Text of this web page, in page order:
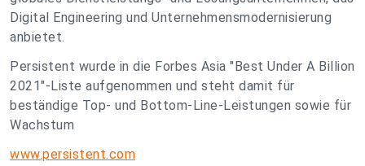
Digital Engineering und Unternehmensmodernisierung
anbietet.
Persistent wurde in die Forbes Asia "Best Under A Billion
2021"-Liste aufgenommen und steht damit für
beständige Top- und Bottom-Line-Leistungen sowie für
Wachstum
www.persistent.com